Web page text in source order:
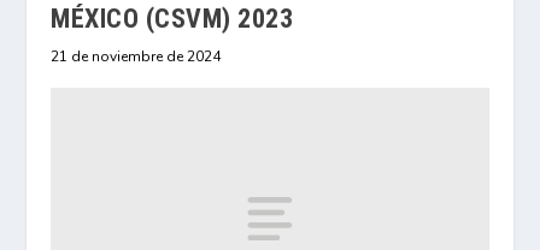
MÉXICO (CSVM) 2023
21 de noviembre de 2024